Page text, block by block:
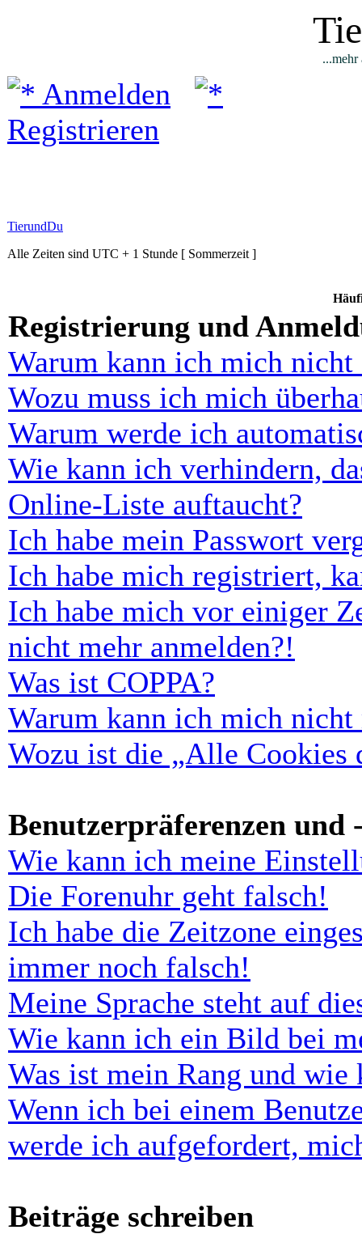
...mehr
Anmelden
Registrieren
TierundDu
Alle Zeiten sind UTC + 1 Stunde [ Sommerzeit ]
Registrierung und
Warum kann ich mich nicht
Wozu muss ich mich
Warum werde ich
Wie kann ich verhindern,
Online-Liste auftaucht?
Ich habe mein Passwort
Ich habe mich registriert,
Ich habe mich vor einiger
nicht mehr anmelden?!
Was ist COPPA?
Warum kann ich mich nicht
Wozu ist die „Alle Cookies
Benutzerpräferenzen und
Wie kann ich meine
Die Forenuhr geht falsch!
Ich habe die Zeitzone
immer noch falsch!
Meine Sprache steht auf
Wie kann ich ein Bild bei
Was ist mein Rang und wie
Wenn ich bei einem
werde ich aufgefordert,
Beiträge schreiben